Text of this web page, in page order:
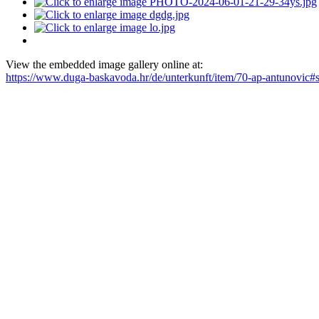
View the embedded image gallery online at:
https://www.duga-baskavoda.hr/de/unterkunft/item/70-ap-